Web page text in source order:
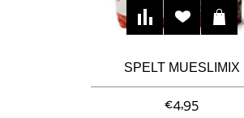
SPELT MUESLIMIX
€4,95